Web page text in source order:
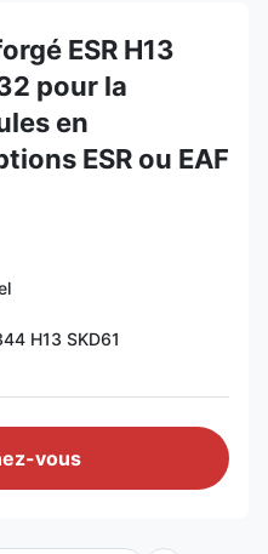
ESR H13
pour la
en
ESR ou EAF
H13 SKD61
vous